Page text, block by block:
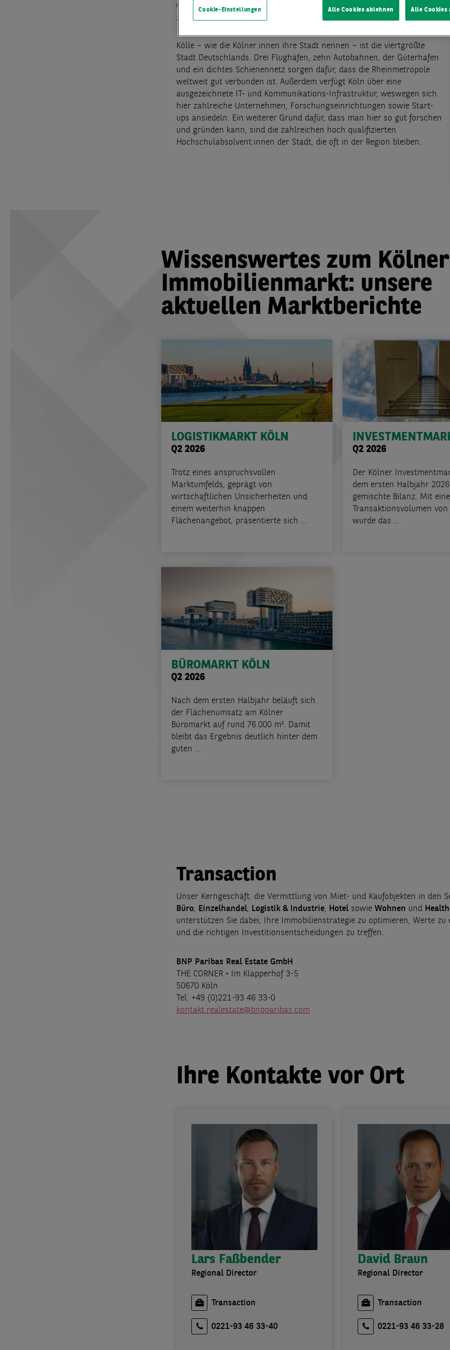
Am Standort Köln bieten wir Ihnen Leistungen im Bereich
– Verkauf, Vermietung & Investment
Kölle – wie die Kölner:innen ihre Stadt nennen – ist die viertgrößte
Stadt Deutschlands. Drei Flughäfen, zehn Autobahnen, der Güterhafen
und ein dichtes Schienennetz sorgen dafür, dass die Rheinmetropole
weltweit gut verbunden ist. Außerdem verfügt Köln über eine
ausgezeichnete IT- und Kommunikations-Infrastruktur, weswegen sich
hier zahlreiche Unternehmen, Forschungseinrichtungen sowie Start-
ups ansiedeln. Ein weiterer Grund dafür, dass man hier so gut forschen
und gründen kann, sind die zahlreichen hoch qualifizierten
Hochschulabsolvent:innen der Stadt, die oft in der Region bleiben.
Wissenswertes zum Kölner
Immobilienmarkt: unsere
aktuellen Marktberichte
LOGISTIKMARKT KÖLN
Q2 2026
Trotz eines anspruchsvollen
Marktumfelds, geprägt von
wirtschaftlichen Unsicherheiten und
einem weiterhin knappen
Flächenangebot, präsentierte sich ...
Q2 2026
Der Kölner
dem ersten Halbjahr
gemischte Bilanz. Mit
Transaktionsvolumen
wurde das ...
BÜROMARKT KÖLN
Q2 2026
Nach dem ersten Halbjahr beläuft sich
der Flächenumsatz am Kölner
Büromarkt auf rund 76.000 m². Damit
bleibt das Ergebnis deutlich hinter dem
guten ...
Transaction
Unser Kerngeschäft: die Vermittlung von Miet- und Kaufobjekten in den
Büro, Einzelhandel, Logistik & Industrie, Hotel sowie Wohnen und
unterstützen Sie dabei, Ihre Immobilienstrategie zu optimieren, Werte zu
und die richtigen Investitionsentscheidungen zu treffen.
BNP Paribas Real Estate GmbH
THE CORNER • Im Klapperhof 3-5
50670 Köln
Tel. +49 (0)221-93 46 33-0
kontakt.realestate@bnpparibas.com
Ihre Kontakte vor Ort
Lars Faßbender
Regional Director
Transaction
0221-93 46 33-40
David Braun
Regional Director
Transaction
0221-93 46 33-28
Cookie-Einstellungen Alle Cookies ablehnen Alle Cookies